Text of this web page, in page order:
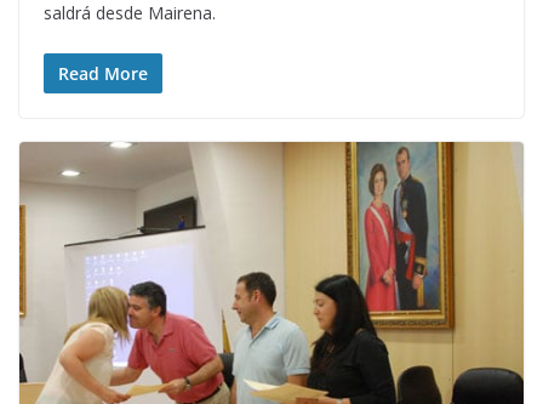
saldrá desde Mairena.
Read More